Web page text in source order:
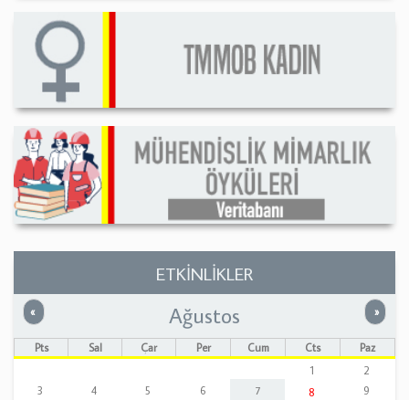
ETKİNLİKLER
« Önceki »
Ağustos
Pts Sal Çar Per Cum Cts
Paz
1
2
3
4 5 6 7 8
9